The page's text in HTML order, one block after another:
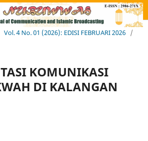
Vol. 4 No. 01 (2026): EDISI FEBRUARI 2026 /
KOMUNIKASI
DI KALANGAN